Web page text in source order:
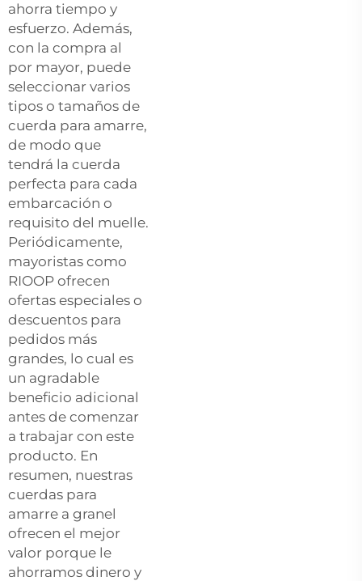
ahorra tiempo y
esfuerzo. Además,
con la compra al
por mayor, puede
seleccionar varios
tipos o tamaños de
cuerda para amarre,
de modo que
tendrá la cuerda
perfecta para cada
embarcación o
requisito del muelle.
Periódicamente,
mayoristas como
RIOOP ofrecen
ofertas especiales o
descuentos para
pedidos más
grandes, lo cual es
un agradable
beneficio adicional
antes de comenzar
a trabajar con este
producto. En
resumen, nuestras
cuerdas para
amarre a granel
ofrecen el mejor
valor porque le
ahorramos dinero y